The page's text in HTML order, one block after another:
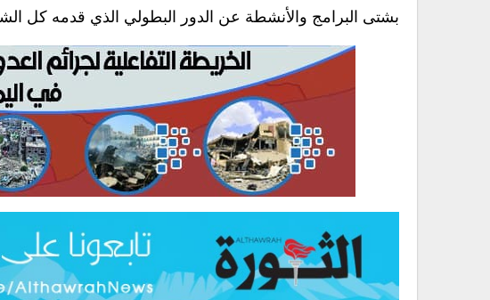
بشتى البرامج والأنشطة عن الدور البطولي الذي قدمه كل